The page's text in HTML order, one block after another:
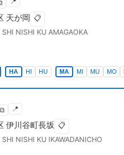
天が岡 📋
SHI NISHI KU AMAGAOKA
HA HI HU MA MI MU MO
⧉ 📍
伊川谷町長坂 📋
SHI NISHI KU IKAWADANICHO